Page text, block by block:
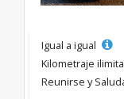
Igual a igual
Kilometraje
Reunirse y